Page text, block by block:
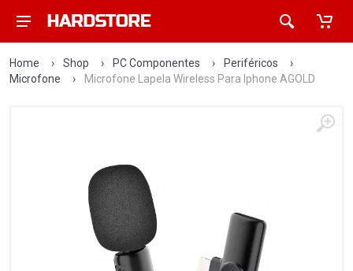
Home › Shop › PC Componentes › Periféricos
›
Microfone
› Microfone Lapela Wireless Para Iphone AGOLD